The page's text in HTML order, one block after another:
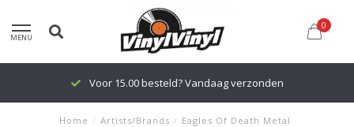
MENU
0
Voor 15.00 besteld? Vandaag verzonden
Home / Artists/Brands / Eagles Of Death Metal